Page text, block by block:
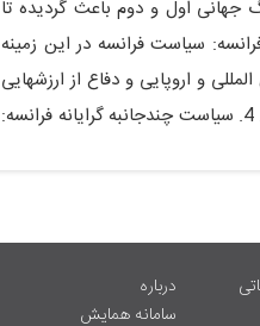
از جنگ جهانی اول و دوم باعث گردیده تا
دفاعی و استراتژیک فرانسه: سیاست فرانسه در این زمینه
و اروپایی و دفاع از ارزشهایی
دموکراتیک. در این راستا فرانسه با کشورها توافق نامه‌های نظامی و دفاعی منعقد می‌کند. 4. سیاست چندجانبه گرایانه فرانسه:
درباره
سامانه همایش